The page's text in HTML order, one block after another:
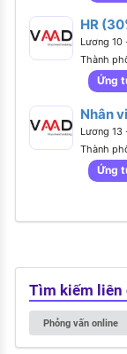
HR
Lương 10
Thành
Ứng
Nhân
Lương 13
Thành
Ứng
Tìm kiếm liên
Phỏng vấn online